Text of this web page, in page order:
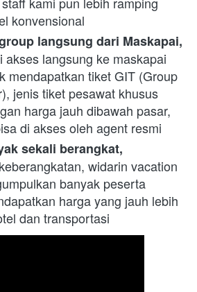
konvensional
langsung dari Maskapai,
akses langsung ke maskapai
mendapatkan tiket GIT (Group
jenis tiket pesawat khusus
harga jauh dibawah pasar,
di akses oleh agent resmi
sekali berangkat,
widarin vacation
banyak peserta
harga yang jauh lebih
dan transportasi